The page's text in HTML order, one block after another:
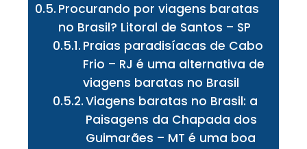
Procurando por viagens baratas
no Brasil? Litoral de Santos – SP
Praias paradisíacas de Cabo
Frio – RJ é uma alternativa de
viagens baratas no Brasil
Viagens baratas no Brasil: a
Paisagens da Chapada dos
Guimarães – MT é uma boa